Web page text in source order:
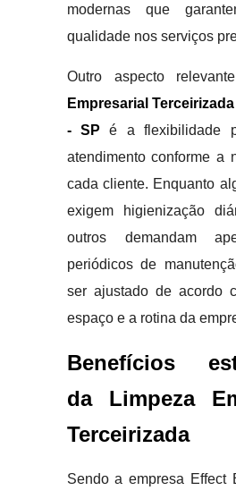
modernas que
qualidade nos serviços
Outro aspecto
Empresarial
- SP é a flexibilidade
atendimento conforme a
cada cliente. Enquanto
exigem higienização
outros demandam
periódicos de
ser ajustado de acordo
espaço e a rotina da
Benefícios
da Limpeza
Terceirizada
Sendo a empresa Effect